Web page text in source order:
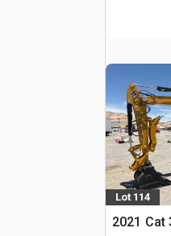
Lot 114
2021 Cat